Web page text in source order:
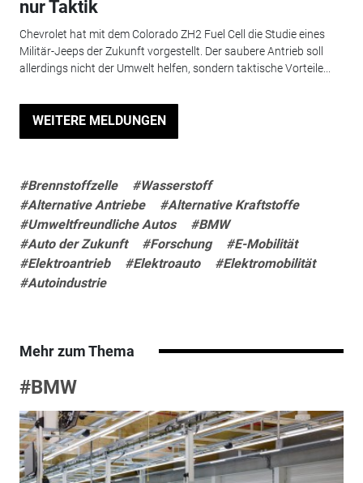
nur Taktik
Chevrolet hat mit dem Colorado ZH2 Fuel Cell die Studie eines
Militär-Jeeps der Zukunft vorgestellt. Der saubere Antrieb soll
allerdings nicht der Umwelt helfen, sondern taktische Vorteile...
WEITERE MELDUNGEN
#Brennstoffzelle
#Wasserstoff
#Alternative Antriebe
#Alternative Kraftstoffe
#Umweltfreundliche Autos
#BMW
#Auto der Zukunft
#Forschung
#E-Mobilität
#Elektroantrieb
#Elektroauto
#Elektromobilität
#Autoindustrie
Mehr zum Thema
#BMW